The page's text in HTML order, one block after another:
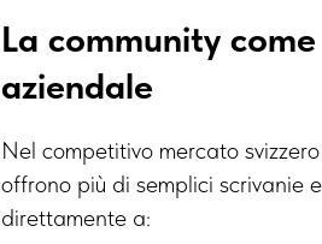
La community
aziendale
Nel competitivo mercato
offrono più di semplici scrivanie
direttamente a: